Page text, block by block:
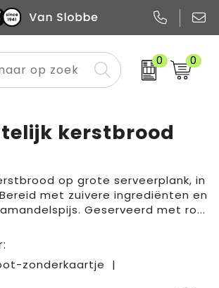
0 0
en draagtassen
kerstbrood
op grote serveerplank, in
met zuivere ingrediënten en
Geserveerd met ro...
zonderkaartje